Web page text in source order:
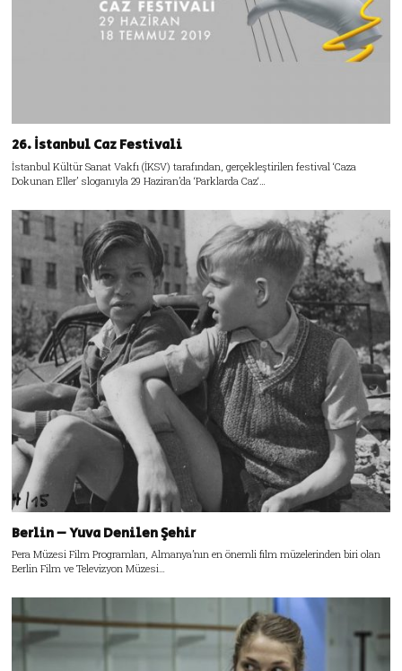
26. İstanbul Caz Festivali
İstanbul Kültür Sanat Vakfı (İKSV) tarafından, gerçekleştirilen festival ‘Caza
Dokunan Eller’ sloganıyla 29 Haziran’da ‘Parklarda Caz‘…
Berlin – Yuva Denilen Şehir
Pera Müzesi Film Programları, Almanya’nın en önemli film müzelerinden biri olan
Berlin Film ve Televizyon Müzesi…